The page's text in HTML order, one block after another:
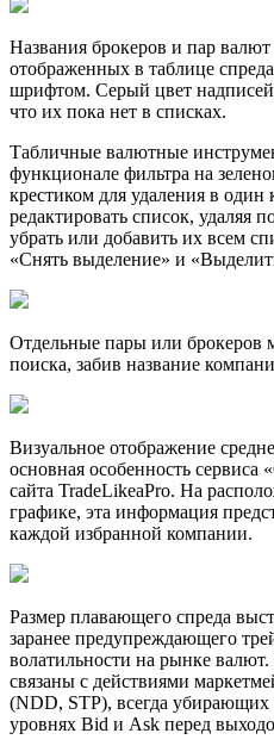
Названия брокеров и пар
отображенных в таблице
шрифтом. Серый цвет надписей
что их пока нет в списках.
Табличные валютные
функционале фильтра на
крестиком для удаления в
редактировать список, удаляя
убрать или добавить их всем
«Снять выделение» и
Отдельные пары или брокеров
поиска, забив название
Визуальное отображение
основная особенность
сайта TradeLikeaPro. На
графике, эта информация
каждой избранной компании.
Размер плавающего спреда
заранее предупреждающего
волатильности на рынке
связаны с действиями
(NDD, STP), всегда
уровнях Bid и Ask перед